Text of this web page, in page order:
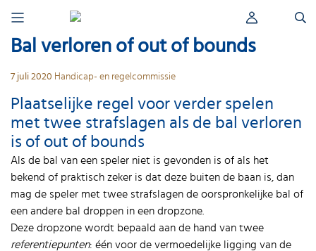
naar:
Bal verloren of out of bounds
7 juli 2020 Handicap- en regelcommissie
Plaatselijke regel voor verder spelen
met twee strafslagen als de bal verloren
is of out of bounds
Als de bal van een speler niet is gevonden is of als het
bekend of praktisch zeker is dat deze buiten de baan is, dan
mag de speler met twee strafslagen de oorspronkelijke bal of
een andere bal droppen in een dropzone.
Deze dropzone wordt bepaald aan de hand van twee
referentiepunten: één voor de vermoedelijke ligging van de